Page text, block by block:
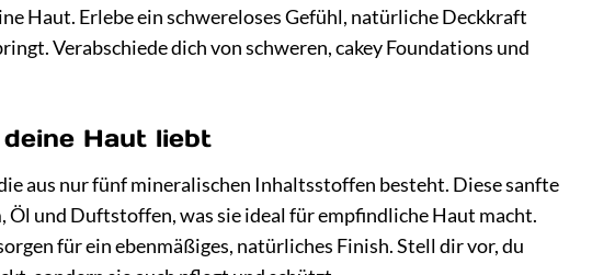
Haut. Erlebe ein schwereloses Gefühl, natürliche Deckkraft
Verabschiede dich von schweren, cakey Foundations und
Haut liebt
aus nur fünf mineralischen Inhaltsstoffen besteht. Diese sanfte
und Duftstoffen, was sie ideal für empfindliche Haut macht.
für ein ebenmäßiges, natürliches Finish. Stell dir vor, du